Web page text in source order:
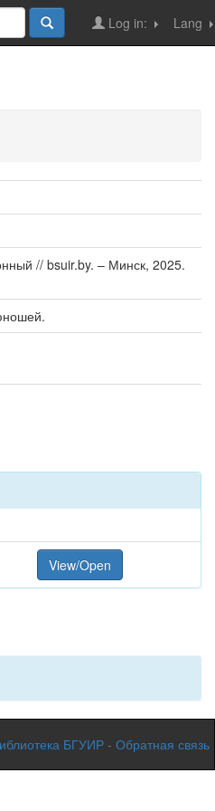
Lang
Log in:
// bsuir.by. – Минск, 2025.
View/Open
БГУИР - Обратная связь